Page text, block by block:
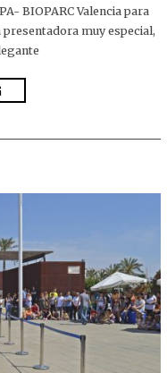
BIOPARC Valencia para
muy especial,